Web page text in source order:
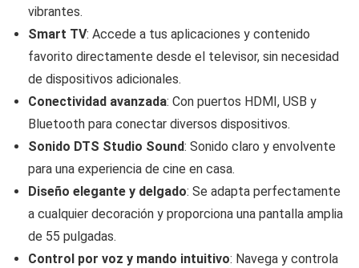
vibrantes.
Smart TV: Accede a tus aplicaciones y contenido
favorito directamente desde el televisor, sin necesidad
de dispositivos adicionales.
Conectividad avanzada: Con puertos HDMI, USB y
Bluetooth para conectar diversos dispositivos.
Sonido DTS Studio Sound: Sonido claro y envolvente
para una experiencia de cine en casa.
Diseño elegante y delgado: Se adapta perfectamente
a cualquier decoración y proporciona una pantalla amplia
de 55 pulgadas.
Control por voz y mando intuitivo: Navega y controla